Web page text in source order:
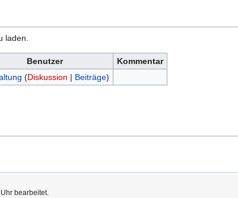
laden.
Benutzer
Kommentar
(Diskussion | Beiträge)
bearbeitet.